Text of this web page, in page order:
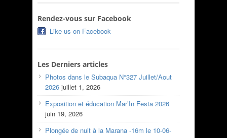
Rendez-vous sur Facebook
Like us on Facebook
Les Derniers articles
Photos dans le Subaqua N°327 Juillet/Aout
2026 juillet 1, 2026
Exposition et éducation Mar’In Festa 2026
juin 19, 2026
Plongée de nuit à la Marana -16m le 10-06-